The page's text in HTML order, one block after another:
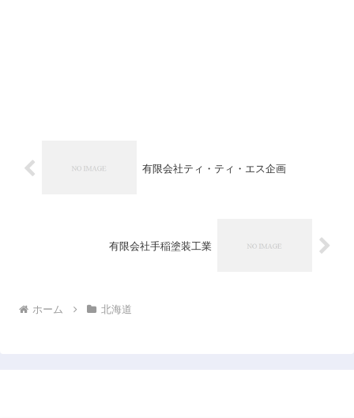
有限会社ティ・ティ・エス企画
有限会社手稲塗装工業
ホーム 北海道